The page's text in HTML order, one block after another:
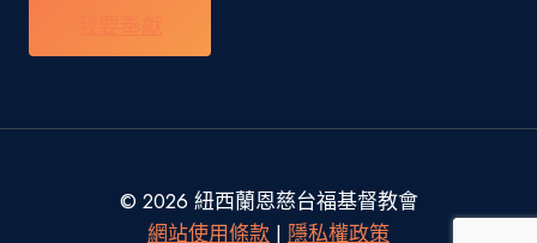
© 2026 紐西蘭恩慈台福基督教會
網站使用條款 | 隱私權政策